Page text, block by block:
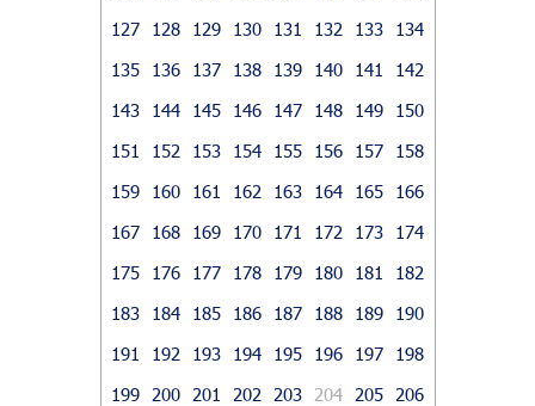
127
128 129 130 131 132 133
134
135
136 137 138 139 140 141
142
143
144 145 146 147 148 149
150
151
152 153 154 155 156 157
158
159
160 161 162 163 164 165
166
167
168 169 170 171 172 173
174
175
176 177 178 179 180 181
182
183
184 185 186 187 188 189
190
191
192 193 194 195 196 197
198
199
200 201 202 203 204 205
206